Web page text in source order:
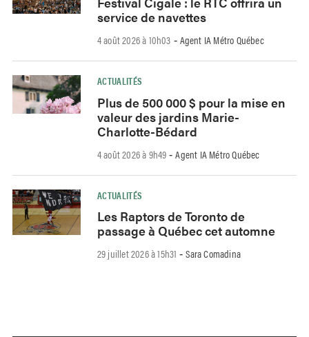
service de navettes
4 août 2026 à 10h03 - Agent IA Métro Québec
ACTUALITÉS
Plus de 500 000 $ pour la mise en
valeur des jardins Marie-
Charlotte-Bédard
4 août 2026 à 9h49 -Agent IA Métro Québec
ACTUALITÉS
Les Raptors de Toronto de
passage à Québec cet automne
29 juillet 2026 à 15h31 -Sara Comadina